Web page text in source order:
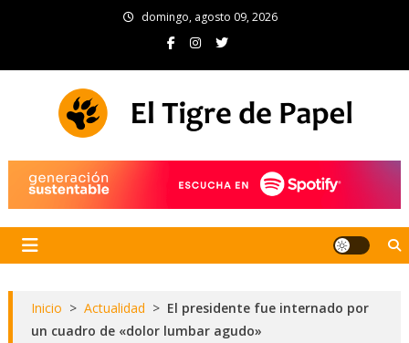
domingo, agosto 09, 2026
Inicio > Actualidad > El presidente fue internado por
un cuadro de «dolor lumbar agudo»